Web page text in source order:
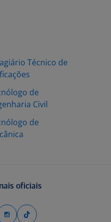
Técnico de
de
Civil
de
oficiais